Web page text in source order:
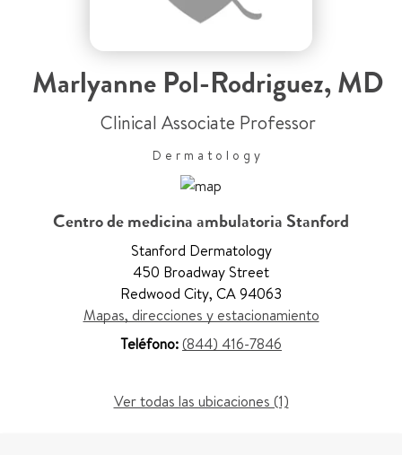
Marlyanne Pol-Rodriguez,MD
Clinical Associate Professor
Dermatology
Centro de medicina ambulatoria Stanford
Stanford Dermatology
450 Broadway Street
Redwood City, CA 94063
Mapas, direcciones y estacionamiento
Teléfono:(844) 416-7846
Ver todas las ubicaciones (1)